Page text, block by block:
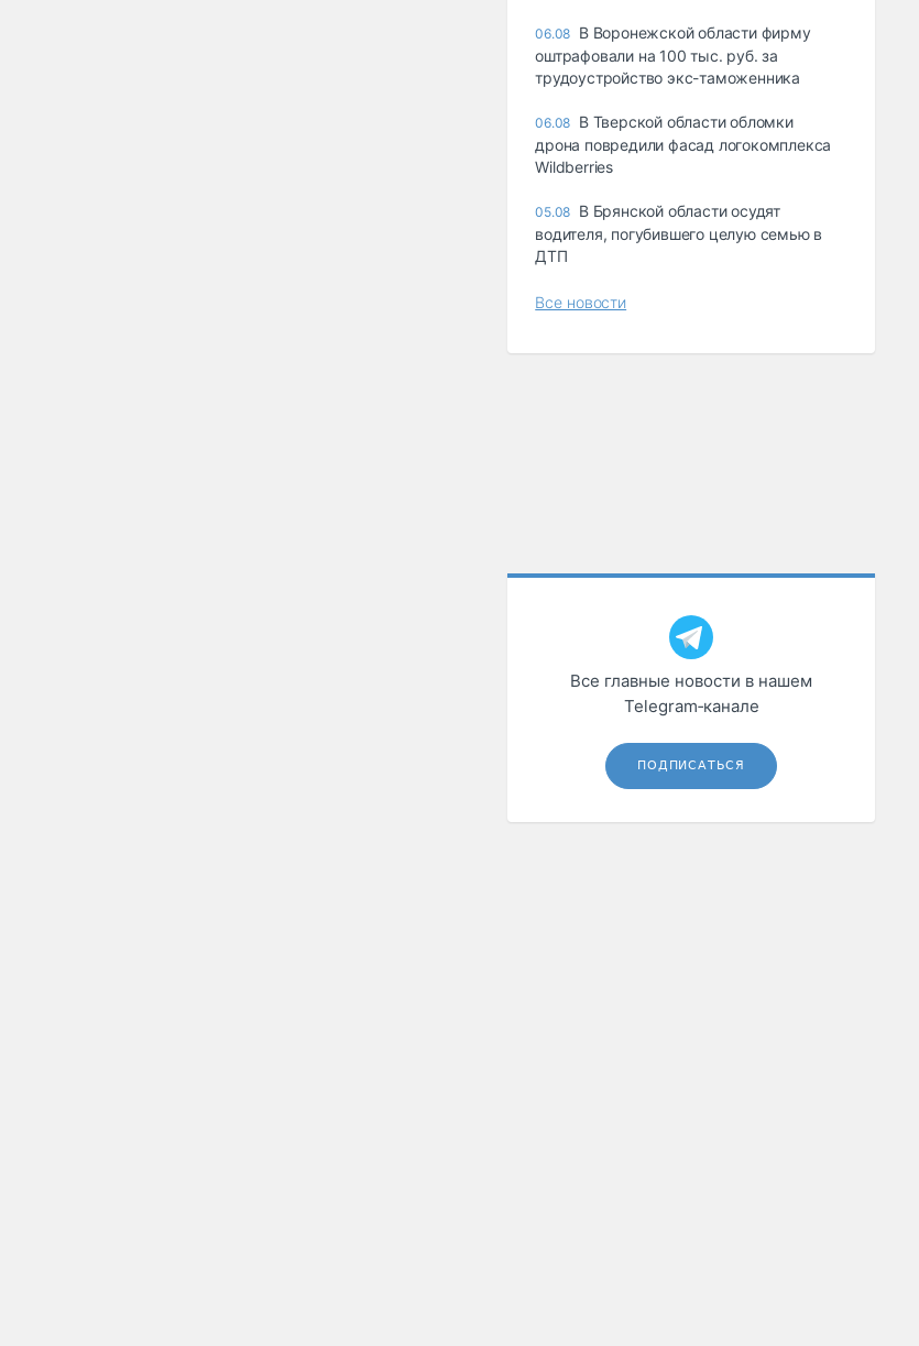
06.08 В Воронежской области фирму
оштрафовали на 100 тыс. руб. за
трудоустройство экс-таможенника
06.08 В Тверской области обломки
дрона повредили фасад логокомплекса
Wildberries
05.08 В Брянской области осудят
водителя, погубившего целую семью в
ДТП
Все новости
Все главные новости в нашем
Telegram‑канале
ПОДПИСАТЬСЯ